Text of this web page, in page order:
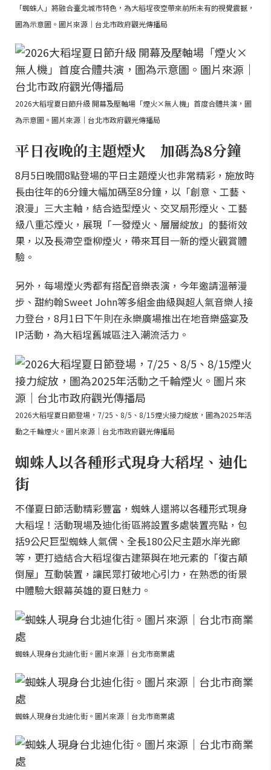
「蜘蛛人」將融合臺北城市特色，為大稻埕夜空帶來前所未有的視覺震撼，
圖為示意圖。圖片來源｜台北市政府觀光傳播局
2026大稻埕夏日節升級 開幕及壓軸場「煙火×無人機」首度合體共演，圖
為示意圖。圖片來源｜台北市政府觀光傳播局
平日夜晚的主題煙火 加碼為8分鐘
8月5日晚間8點登場的平日主題煙火也非常精彩，施放時
長由往年的6分鐘大幅加碼至8分鐘，以「創意、工藝、
浪漫」三大主軸，結合造型煙火、交叉扇形煙火、工藝
級八重芯煙火，展現「一發煙火、層層綻放」的藝術效
果，以及長滯空垂柳煙火，帶來耳目一新的煙火觀賞體
驗。
另外，每場煙火秀都有搭配音樂表演，今年邀請溫蒂漫
步、甜約翰Sweet John等多組金曲級與超人氣音樂人接
力登台，8月1日下午則在永樂廣場推出在地音樂盛宴及
IP活動，為大稻埕舊城區注入潮流活力。
2026大稻埕夏日節登場，7/25、8/5、8/15煙火接力綻放，圖為2025年活
動之千輪煙火。圖片來源｜台北市政府觀光傳播局
蜘蛛人以各種形式現身大稻埕、迪化
街
不僅夏日節活動精彩豐富，蜘蛛人還將以各種形式現身
大稻埕！活動現場及迪化街區將設置多處裝置亮點，包
括9公尺巨型蜘蛛人氣偶、全長180公尺主題水岸光廊
等，更打造結合大稻埕復古建築與在地元素的「復古顛
倒屋」互動裝置，讓民眾打破地心引力，在熟悉的街景
中體驗大銀幕英雄的夏日魅力。
蜘蛛人現身台北迪化街。圖片來源｜台北市商業處
蜘蛛人現身台北迪化街。圖片來源｜台北市商業處